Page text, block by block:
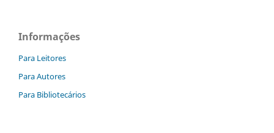
Informações
Para Leitores
Para Autores
Para Bibliotecários